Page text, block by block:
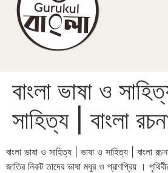
বাংলা ভাষা ও
সাহিত্য | বাংলা
বাংলা ভাষা ও সাহিত্য | ভাষা ও সাহিত্য | বাংলা
জাতির নিকট তাদের ভাষা মধুর ও প্রাণপ্রিয় ।